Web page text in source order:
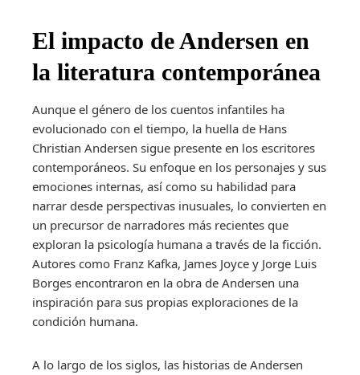
El impacto de Andersen en
la literatura contemporánea
Aunque el género de los cuentos infantiles ha
evolucionado con el tiempo, la huella de Hans
Christian Andersen sigue presente en los escritores
contemporáneos. Su enfoque en los personajes y sus
emociones internas, así como su habilidad para
narrar desde perspectivas inusuales, lo convierten en
un precursor de narradores más recientes que
exploran la psicología humana a través de la ficción.
Autores como Franz Kafka, James Joyce y Jorge Luis
Borges encontraron en la obra de Andersen una
inspiración para sus propias exploraciones de la
condición humana.
A lo largo de los siglos, las historias de Andersen